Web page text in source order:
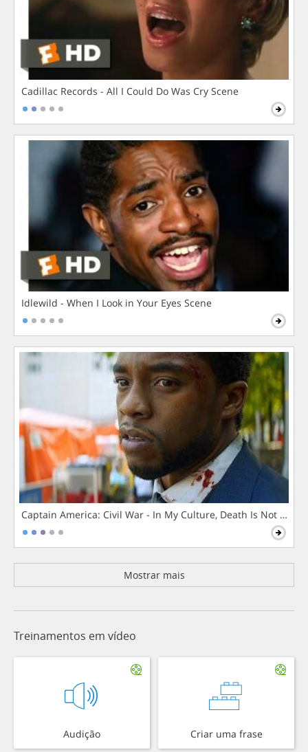
Cadillac Records - All I Could Do Was Cry Scene
Idlewild - When I Look in Your Eyes Scene
Captain America: Civil War - In My Culture, Death Is Not The
Mostrar mais
Treinamentos em vídeo
Audição Criar uma frase